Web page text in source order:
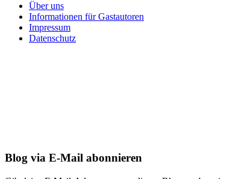
Über uns
Informationen für Gastautoren
Impressum
Datenschutz
Blog via E-Mail abonnieren